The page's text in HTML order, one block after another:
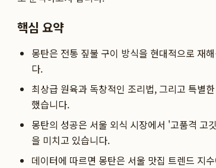
핵심 요약
몽탄은 전통 짚불 구이 방식을 현대적으로 재
다.
최상급 원육과 독창적인 조리법, 그리고 특별
했습니다.
몽탄의 성공은 서울 외식 시장에서 '고품격 고
을 미치고 있습니다.
데이터에 따르면 몽탄은 서울 맛집 트렌드 지